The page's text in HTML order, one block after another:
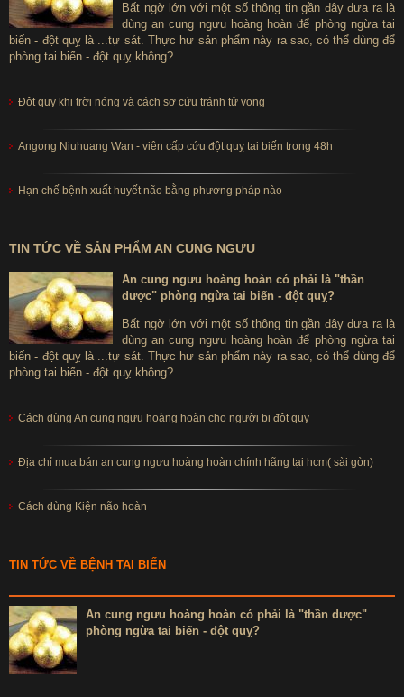
Bất ngờ lớn với một số thông tin gần đây đưa ra là
dùng an cung ngưu hoàng hoàn để phòng ngừa tai
biến - đột quỵ là ...tự sát. Thực hư sản phẩm này ra sao, có thể dùng để
phòng tai biến - đột quỵ không?
Đột quỵ khi trời nóng và cách sơ cứu tránh tử vong
Angong Niuhuang Wan - viên cấp cứu đột quỵ tai biến trong 48h
Hạn chế bệnh xuất huyết não bằng phương pháp nào
TIN TỨC VỀ SẢN PHẨM AN CUNG NGƯU
An cung ngưu hoàng hoàn có phải là "thần
dược" phòng ngừa tai biến - đột quỵ?
Bất ngờ lớn với một số thông tin gần đây đưa ra là
dùng an cung ngưu hoàng hoàn để phòng ngừa tai
biến - đột quỵ là ...tự sát. Thực hư sản phẩm này ra sao, có thể dùng để
phòng tai biến - đột quỵ không?
Cách dùng An cung ngưu hoàng hoàn cho người bị đột quỵ
Địa chỉ mua bán an cung ngưu hoàng hoàn chính hãng tại hcm( sài gòn)
Cách dùng Kiện não hoàn
TIN TỨC VỀ BỆNH TAI BIẾN
An cung ngưu hoàng hoàn có phải là "thần dược"
phòng ngừa tai biến - đột quỵ?